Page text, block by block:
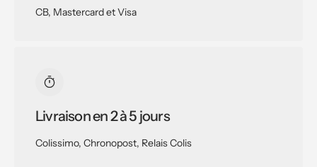
CB, Mastercard et Visa
Livraison en 2 à 5 jours
Colissimo, Chronopost, Relais Colis